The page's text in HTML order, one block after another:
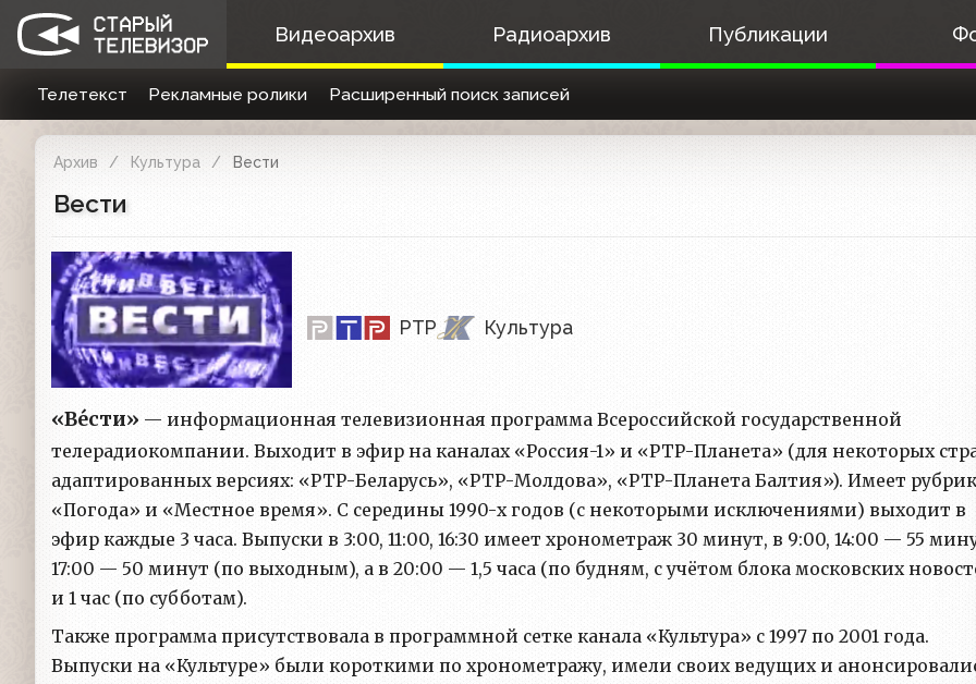
Видеоархив Радиоархив Публикации
Телетекст Рекламные ролики Расширенный поиск записей
Архив Культура Вести
Вести
РТР Культура
«Ве́сти» — информационная телевизионная программа Всероссийской государственной
телерадиокомпании. Выходит в эфир на каналах «Россия-1» и «РТР-Планета» (для некоторых
адаптированных версиях: «РТР-Беларусь», «РТР-Молдова», «РТР-Планета Балтия»). Имеет
«Погода» и «Местное время». C середины 1990-х годов (с некоторыми исключениями) выходит в
эфир каждые 3 часа. Выпуски в 3:00, 11:00, 16:30 имеет хронометраж 30 минут, в 9:00, 14:00 — 55
17:00 — 50 минут (по выходным), а в 20:00 — 1,5 часа (по будням, с учётом блока московских
и 1 час (по субботам).
Также программа присутствовала в программной сетке канала «Культура» с 1997 по 2001 года.
Выпуски на «Культуре» были короткими по хронометражу, имели своих ведущих и